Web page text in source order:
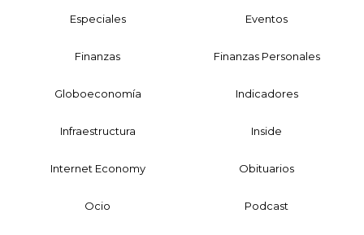
Especiales Eventos
Finanzas Finanzas Personales
Globoeconomía Indicadores
Infraestructura Inside
Internet Economy Obituarios
Ocio Podcast